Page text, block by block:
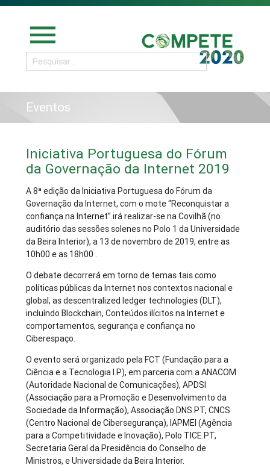
menu
Eventos
Iniciativa Portuguesa do Fórum
da Governação da Internet 2019
A 8ª edição da Iniciativa Portuguesa do Fórum da
Governação da Internet, com o mote “Reconquistar a
confiança na Internet” irá realizar-se na Covilhã (no
auditório das sessões solenes no Polo 1 da Universidade
da Beira Interior), a 13 de novembro de 2019, entre as
10h00 e as 18h00 .
O debate decorrerá em torno de temas tais como
políticas públicas da Internet nos contextos nacional e
global, as descentralized ledger technologies (DLT),
incluíndo Blockchain, Conteúdos ilícitos na Internet e
comportamentos, segurança e confiança no
Ciberespaço.
O evento será organizado pela FCT (Fundação para a
Ciência e a Tecnologia I.P), em parceria com a ANACOM
(Autoridade Nacional de Comunicações), APDSI
(Associação para a Promoção e Desenvolvimento da
Sociedade da Informação), Associação DNS.PT, CNCS
(Centro Nacional de Cibersegurança), IAPMEI (Agência
para a Competitividade e Inovação), Polo TICE.PT,
Secretaria Geral da Presidência do Conselho de
Ministros, e Universidade da Beira Interior.